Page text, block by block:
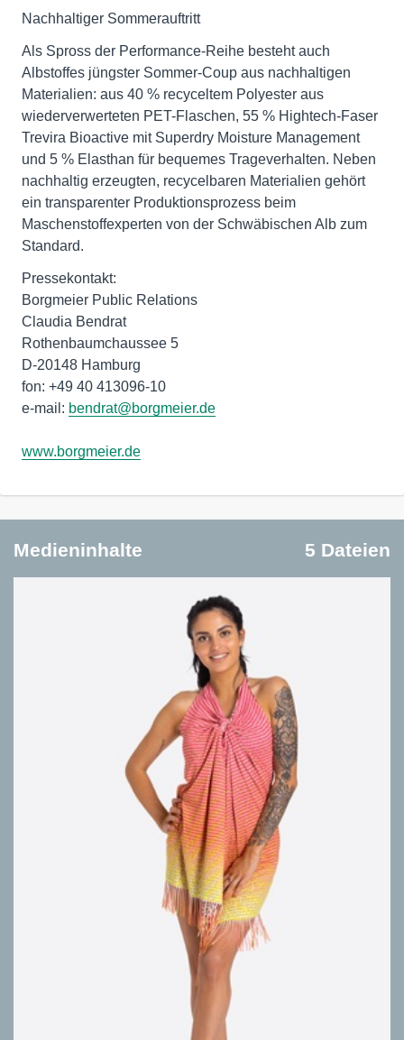
Nachhaltiger Sommerauftritt
Als Spross der Performance-Reihe besteht auch
Albstoffes jüngster Sommer-Coup aus nachhaltigen
Materialien: aus 40 % recyceltem Polyester aus
wiederverwerteten PET-Flaschen, 55 % Hightech-Faser
Trevira Bioactive mit Superdry Moisture Management
und 5 % Elasthan für bequemes Trageverhalten. Neben
nachhaltig erzeugten, recycelbaren Materialien gehört
ein transparenter Produktionsprozess beim
Maschenstoffexperten von der Schwäbischen Alb zum
Standard.
Pressekontakt:
Borgmeier Public Relations
Claudia Bendrat
Rothenbaumchaussee 5
D-20148 Hamburg
fon: +49 40 413096-10
e-mail: bendrat@borgmeier.de
www.borgmeier.de
Medieninhalte 5 Dateien